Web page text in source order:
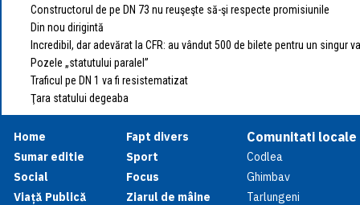
Constructorul de pe DN 73 nu reuşeşte să-şi respecte promisiunile
Din nou dirigintă
Incredibil, dar adevărat la CFR: au vândut 500 de bilete pentru un singur
Pozele „statutului paralel”
Traficul pe DN 1 va fi resistematizat
Ţara statului degeaba
Home
Sumar editie
Social
Viață Publică
Fapt divers
Sport
Focus
Ziarul de mâine
Comunitati locale
Codlea
Ghimbav
Tarlungeni